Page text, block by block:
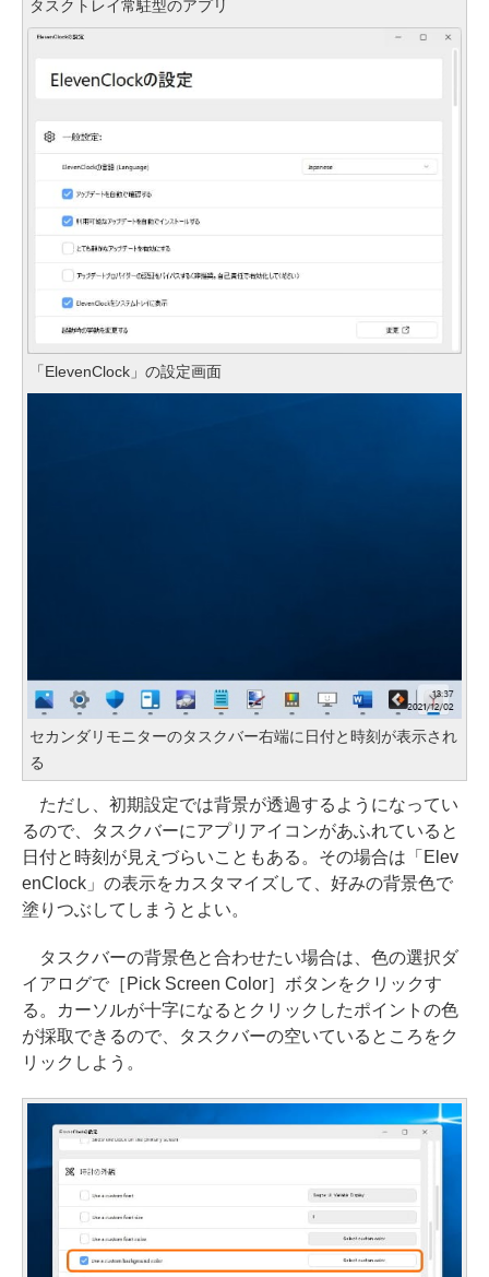
タスクトレイ常駐型のアプリ
「ElevenClock」の設定画面
セカンダリモニターのタスクバー右端に日付と時刻が表示され
る
ただし、初期設定では背景が透過するようになってい
るので、タスクバーにアプリアイコンがあふれていると
日付と時刻が見えづらいこともある。その場合は「Elev
enClock」の表示をカスタマイズして、好みの背景色で
塗りつぶしてしまうとよい。
タスクバーの背景色と合わせたい場合は、色の選択ダ
イアログで［Pick Screen Color］ボタンをクリックす
る。カーソルが十字になるとクリックしたポイントの色
が採取できるので、タスクバーの空いているところをク
リックしよう。